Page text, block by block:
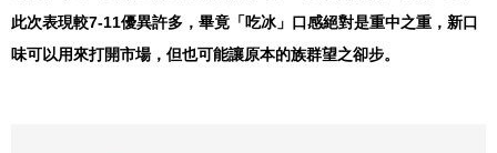
此次表現較7-11優異許多，畢竟「吃冰」口感絕對是重中之重，新口
味可以用來打開市場，但也可能讓原本的族群望之卻步。